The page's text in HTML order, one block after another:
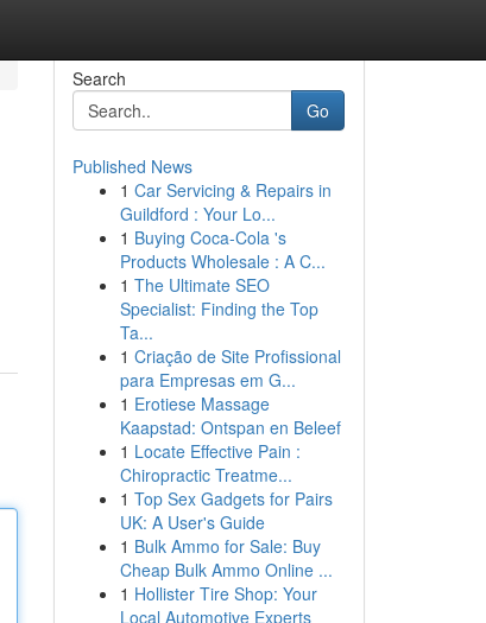
Search
Go
Published News
1 Car Servicing & Repairs in
Guildford : Your Lo...
1 Buying Coca-Cola 's
Products Wholesale : A C...
1 The Ultimate SEO
Specialist: Finding the Top
Ta...
1 Criação de Site Profissional
para Empresas em G...
1 Erotiese Massage
Kaapstad: Ontspan en Beleef
1 Locate Effective Pain :
Chiropractic Treatme...
1 Top Sex Gadgets for Pairs
UK: A User's Guide
1 Bulk Ammo for Sale: Buy
Cheap Bulk Ammo Online ...
1 Hollister Tire Shop: Your
Local Automotive Experts